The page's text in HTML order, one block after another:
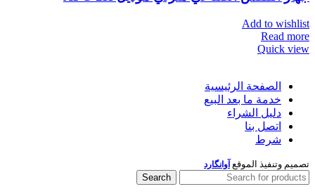
Add to wishlist
Read more
Quick view
الصفحة الرئيسية
خدمة ما بعد البيع
دليل الشراء
اتصل بنا
شرط
تصميم وتنفيذ الموقع آوانگارد
Search